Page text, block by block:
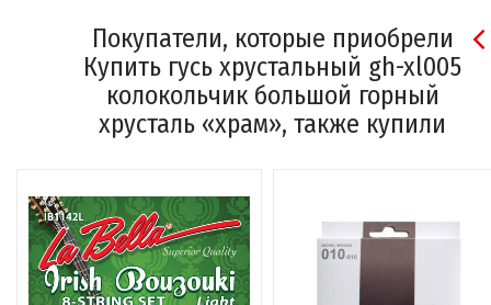
Покупатели, которые приобрели
Купить гусь хрустальный gh-xl005
колокольчик большой горный
хрусталь «храм», также купили